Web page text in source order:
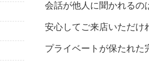
会話が他人に聞かれるの
安心してご来店いただけ
プライベートが保たれた